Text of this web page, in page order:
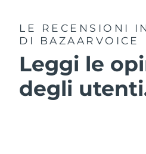
LE RECENSIONI
DI BAZAARVOICE
Leggi le
degli